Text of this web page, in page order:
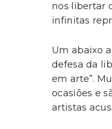
nos libertar
infinitas
Um abaixo
defesa da
em arte”.
ocasiões e
artistas